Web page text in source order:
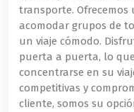
transporte.
acomodar grupos de
un viaje cómodo.
puerta a puerta, lo
concentrarse en su
competitivas y
cliente, somos su